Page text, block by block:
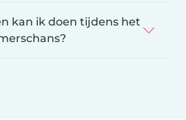
kan ik doen tijdens het